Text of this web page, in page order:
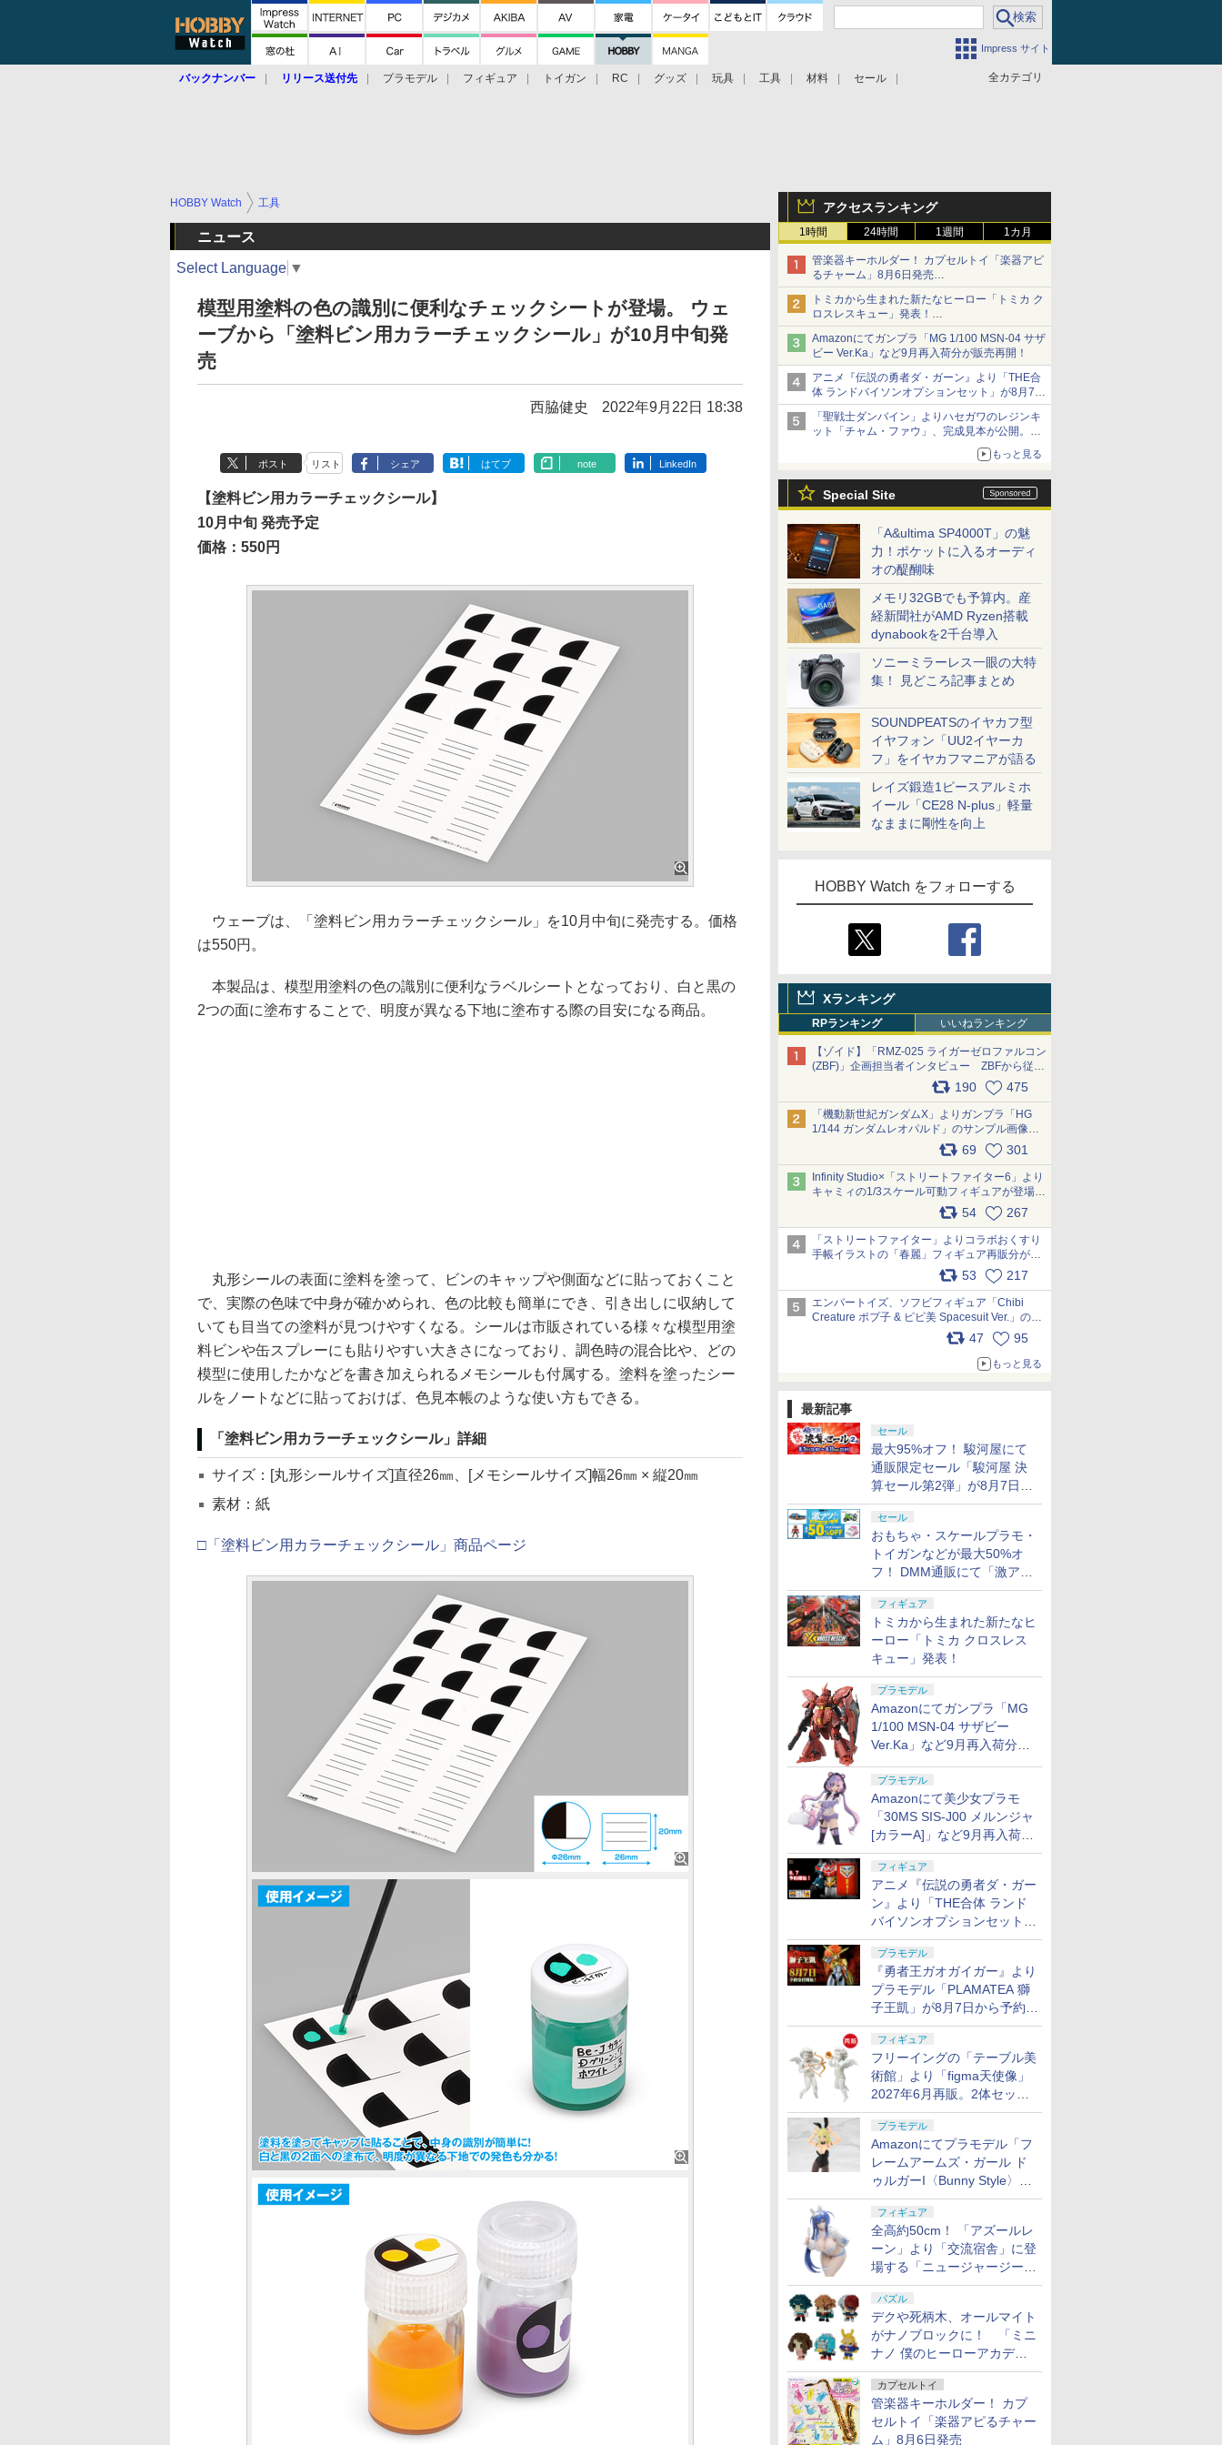
Impress サイト
全カテゴリ
バックナンバー リリース送付先 プラモデル フィギュア トイガン RC グッズ 玩具 工具 材料 セール
アクセスランキング
1時間 24時間 1週間 1カ月
管楽器キーホルダー！ カプセルトイ「楽器アピ
るチャーム」8月6日発売
チューバ、テナサクなど5種各3色
トミカから生まれた新たなヒーロー「トミカ ク
ロスレスキュー」発表！
詳細は後日公開予定
Amazonにてガンプラ「MG 1/100 MSN-04 サザ
ビー Ver.Ka」など9月再入荷分が販売再開！
アニメ『伝説の勇者ダ・ガーン』より「THE合
体 ランドバイソンオプションセット」が8月7日
から予約受付開始！
「聖戦士ダンバイン」よりハセガワのレジンキ
ット「チャム・ファウ」、完成見本が公開。9
もっと見る
Special Site
「A&ultima SP4000T」の魅
力！ポケットに入るオーディ
オの醍醐味
メモリ32GBでも予算内。産
経新聞社がAMD Ryzen搭載
dynabookを2千台導入
ソニーミラーレス一眼の大特
集！ 見どころ記事まとめ
SOUNDPEATSのイヤカフ型
イヤフォン「UU2イヤーカ
フ」をイヤカフマニアが語る
レイズ鍛造1ピースアルミホ
イール「CE28 N-plus」軽量
なままに剛性を向上
HOBBY Watch をフォローする
Xランキング
RPランキング いいねランキング
【ゾイド】「RMZ-025 ライガーゼロファルコン
(ZBF)」企画担当者インタビュー ZBFから従来
デザインまで再現可能なボリューム満点のキッ
ト pic.x.com/6zOqQAQKkX
190 475
「機動新世紀ガンダムX」よりガンプラ「HG
1/144 ガンダムレオパルド」のサンプル画像が
69 301
Infinity Studio×「ストリートファイター6」より
キャミィの1/3スケール可動フィギュアが登場
54 267
「ストリートファイター」よりコラボおくすり
手帳イラストの「春麗」フィギュア再販分が本
日出荷開始 pic.x.com/toUc1MHr41
53 217
エンバートイズ、ソフビフィギュア「Chibi
Creature ポプ子 & ピピ美 Spacesuit Ver.」の発
売中止を発表 pic.x.com/Ri45iFeYjn
47 95
もっと見る
最新記事
セール
最大95%オフ！ 駿河屋にて
通販限定セール「駿河屋 決
算セール第2弾」が8月7日12
時より開催
セール
おもちゃ・スケールプラモ・
トイガンなどが最大50%オ
フ！ DMM通販にて「激ア
ツ！おもちゃ・ホビー夏セー
ル」が開催
フィギュア
トミカから生まれた新たなヒ
ーロー「トミカ クロスレス
キュー」発表！
プラモデル
Amazonにてガンプラ「MG
1/100 MSN-04 サザビー
Ver.Ka」など9月再入荷分が
プラモデル
Amazonにて美少女プラモ
「30MS SIS-J00 メルンジャ
[カラーA]」など9月再入荷分
が販売再開！
フィギュア
アニメ『伝説の勇者ダ・ガー
ン』より「THE合体 ランド
バイソンオプションセット」
が8月7日から予約受付開始！
プラモデル
『勇者王ガオガイガー』より
プラモデル「PLAMATEA 獅
子王凱」が8月7日から予約受
付開始！
フィギュア
フリーイングの「テーブル美
術館」より「figma天使像」
2027年6月再販。2体セット
で小便小僧にも
プラモデル
Amazonにてプラモデル「フ
レームアームズ・ガール ド
ゥルガーI〈Bunny Style〉」
が予約受付再開！
フィギュア
全高約50cm！ 「アズールレ
ーン」より「交流宿舎」に登
場する「ニュージャージー」
が1/3スケールフィギュアで
登場
パズル
デクや死柄木、オールマイト
がナノブロックに！ 「ミニ
ナノ 僕のヒーローアカデミ
ア」9月再販
カプセルトイ
管楽器キーホルダー！ カプ
セルトイ「楽器アピるチャー
ム」8月6日発売
HOBBY Watch 工具
ニュース
Select Language ▼
模型用塗料の色の識別に便利なチェックシートが登場。 ウェ
ーブから「塗料ビン用カラーチェックシール」が10月中旬発
売
西脇健史 2022年9月22日 18:38
ポスト リスト シェア はてブ note LinkedIn
【塗料ビン用カラーチェックシール】
10月中旬 発売予定
価格：550円
ウェーブは、「塗料ビン用カラーチェックシール」を10月中旬に発売する。価格
は550円。
本製品は、模型用塗料の色の識別に便利なラベルシートとなっており、白と黒の
2つの面に塗布することで、明度が異なる下地に塗布する際の目安になる商品。
丸形シールの表面に塗料を塗って、ビンのキャップや側面などに貼っておくこと
で、実際の色味で中身が確かめられ、色の比較も簡単にでき、引き出しに収納して
いても目当ての塗料が見つけやすくなる。シールは市販されている様々な模型用塗
料ビンや缶スプレーにも貼りやすい大きさになっており、調色時の混合比や、どの
模型に使用したかなどを書き加えられるメモシールも付属する。塗料を塗ったシー
ルをノートなどに貼っておけば、色見本帳のような使い方もできる。
「塗料ビン用カラーチェックシール」詳細
サイズ：[丸形シールサイズ]直径26㎜、[メモシールサイズ]幅26㎜ × 縦20㎜
素材：紙
□「塗料ビン用カラーチェックシール」商品ページ